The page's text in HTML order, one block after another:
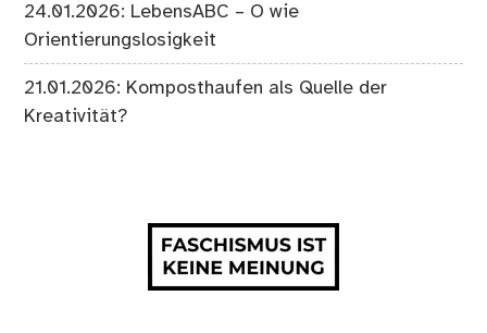
24.01.2026: LebensABC – O wie
Orientierungslosigkeit
21.01.2026: Komposthaufen als Quelle der
Kreativität?